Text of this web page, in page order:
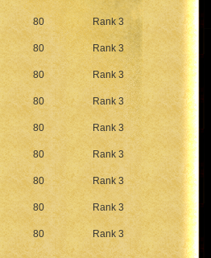
80 Rank 3
80 Rank 3
80 Rank 3
80 Rank 3
80 Rank 3
80 Rank 3
80 Rank 3
80 Rank 3
80 Rank 3